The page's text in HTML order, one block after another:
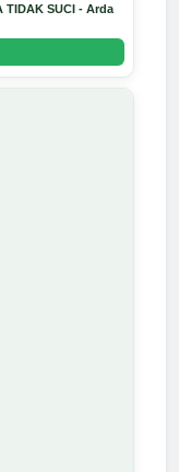
TIDAK SUCI - Arda